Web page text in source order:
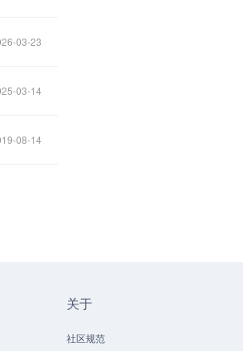
03-23
03-14
08-14
关于
社区规范